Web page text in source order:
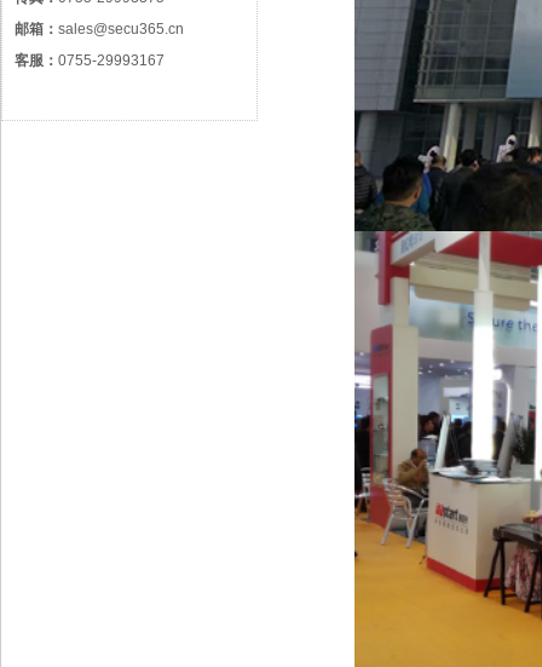
邮箱： sales@secu365.cn
客服： 0755-29993167